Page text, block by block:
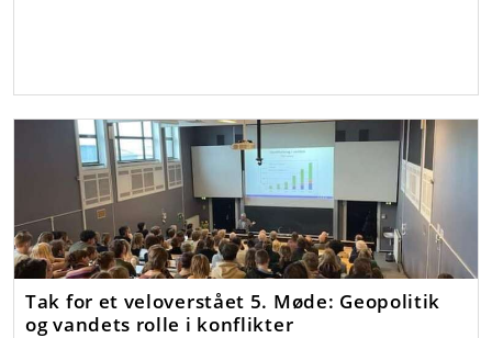
Tak for et veloverstået 5. Møde: Geopolitik
og vandets rolle i konflikter